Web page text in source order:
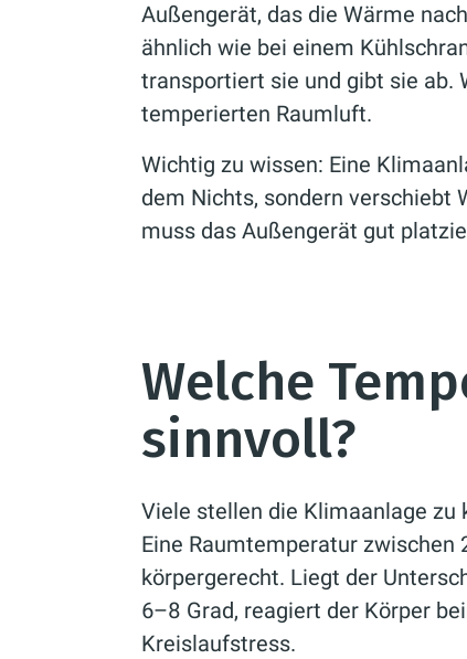
Außengerät, das die Wärme
ähnlich wie bei einem
transportiert sie und gibt sie ab.
temperierten Raumluft.
Wichtig zu wissen: Eine
dem Nichts, sondern verschiebt
muss das Außengerät gut
Welche
sinnvoll?
Viele stellen die Klimaanlage zu
Eine Raumtemperatur zwischen
körpergerecht. Liegt der
6–8 Grad, reagiert der Körper
Kreislaufstress.